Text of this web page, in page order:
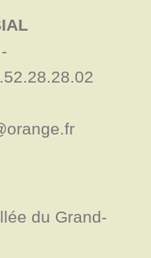
du Grand-